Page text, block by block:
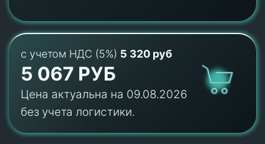
с учетом НДС (5%) 5 320 руб
5 067 РУБ
Цена актуальна на 09.08.2026
без учета логистики.